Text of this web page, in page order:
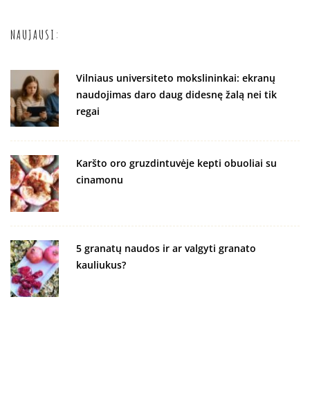
NAUJAUSI:
Vilniaus universiteto mokslininkai: ekranų
naudojimas daro daug didesnę žalą nei tik
regai
Karšto oro gruzdintuvėje kepti obuoliai su
cinamonu
5 granatų naudos ir ar valgyti granato
kauliukus?